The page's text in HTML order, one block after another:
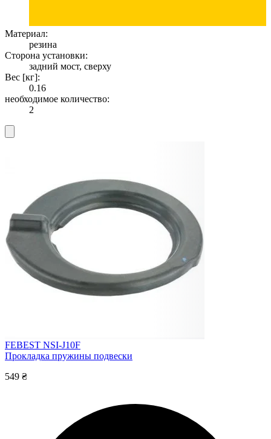
Материал:
резина
Сторона установки:
задний мост, сверху
Вес [кг]:
0.16
необходимое количество:
2
FEBEST NSI-J10F
Прокладка пружины подвески
549 ₴